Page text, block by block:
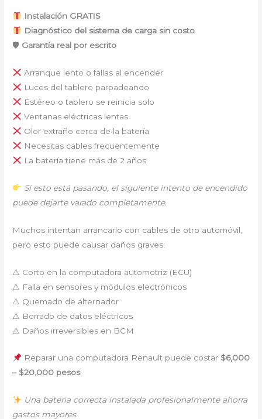
Instalación GRATIS
Diagnóstico del sistema de carga sin costo
🛡 Garantía real por escrito
Arranque lento o fallas al encender
Luces del tablero parpadeando
Estéreo o tablero se reinicia solo
Ventanas eléctricas lentas
Olor extraño cerca de la batería
Necesitas cables frecuentemente
La batería tiene más de 2 años
Si esto está pasando, el siguiente intento de encendido
puede dejarte varado completamente.
Muchos intentan arrancarlo con cables de otro automóvil,
pero esto puede causar daños graves:
⚠ Corto en la computadora automotriz (ECU)
⚠ Falla en sensores y módulos electrónicos
⚠ Quemado de alternador
⚠ Borrado de datos eléctricos
⚠ Daños irreversibles en BCM
Reparar una computadora Renault puede costar $6,000
– $20,000 pesos.
Una batería correcta instalada profesionalmente ahorra
gastos mayores.